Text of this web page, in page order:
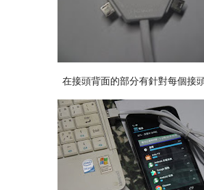
在接頭背面的部分有針對每個接